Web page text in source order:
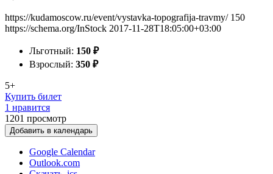
https://kudamoscow.ru/event/vystavka-topografija-travmy/ 150
https://schema.org/InStock 2017-11-28T18:05:00+03:00
Льготный: 150 ₽
Взрослый: 350 ₽
5+
Купить билет
1 нравится
1201 просмотр
Добавить в календарь
Google Calendar
Outlook.com